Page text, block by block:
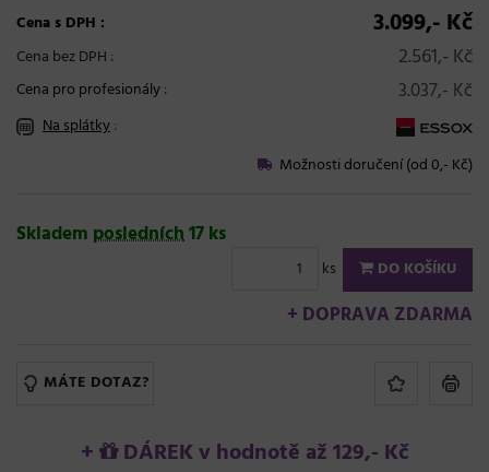
Cena s DPH : 3.099,- Kč
Cena bez DPH : 2.561,- Kč
Cena pro profesionály: 3.037,- Kč
Na splátky:
Možnosti doručení (od 0,- Kč)
Skladem posledních17 ks
ks DO KOŠÍKU
+ DOPRAVA ZDARMA
MÁTE DOTAZ?
+ DÁREK v hodnotě až 129,- Kč